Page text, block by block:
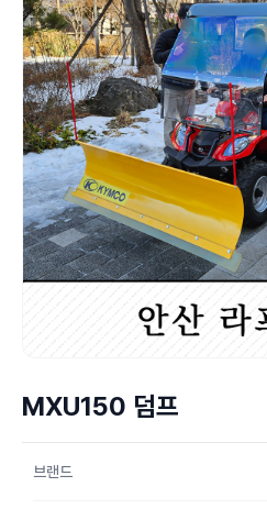
MXU150 덤프
브랜드